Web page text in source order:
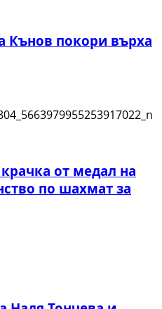
Кънов покори върха
от медал на
по шахмат за